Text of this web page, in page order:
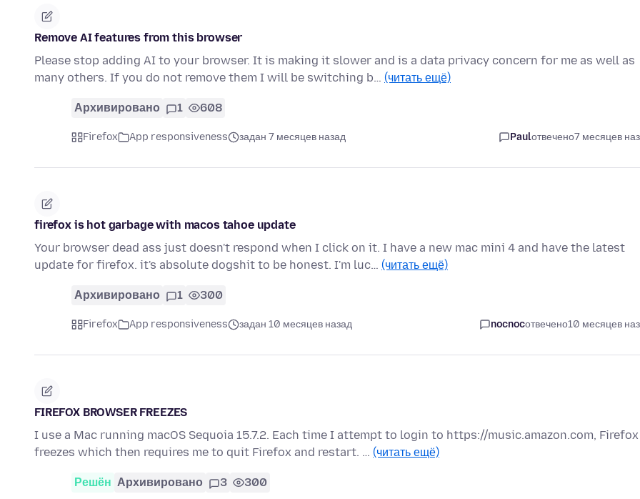
Remove AI features from this browser
Please stop adding AI to your browser. It is making it slower and is a data privacy concern for me as well as
many others. If you do not remove them I will be switching b… (читать ещё)
Архивировано 1 608
Firefox App responsiveness задан 7 месяцев назад Paulотвечено7 месяцев
firefox is hot garbage with macos tahoe update
Your browser dead ass just doesn't respond when I click on it. I have a new mac mini 4 and have the latest
update for firefox. it's absolute dogshit to be honest. I'm luc… (читать ещё)
Архивировано 1 300
Firefox App responsiveness задан 10 месяцев назад nocnocотвечено10 месяцев
FIREFOX BROWSER FREEZES
I use a Mac running macOS Sequoia 15.7.2. Each time I attempt to login to https://music.amazon.com, Firefox
freezes which then requires me to quit Firefox and restart. … (читать ещё)
Решён Архивировано 3 300